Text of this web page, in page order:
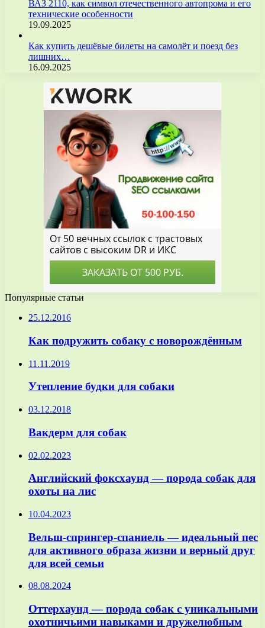
ВАЗ 2110, как символ отечественного автопрома и его
технические особенности
19.09.2025
Как купить дешёвые билеты на самолёт и поезд без
лишних…
16.09.2025
Популярные статьи
25.12.2016
Как подружить собаку с новорождённым
11.11.2019
Утепление будки для собаки
03.12.2018
Вакдерм для собак
02.02.2023
Английский фоксхаунд — порода собак для
охоты на лис
10.04.2023
Вельш-спрингер-спаниель — идеальный пес
для активного образа жизни и верный друг
для всей семьи
08.08.2024
Оттерхаунд — порода собак с уникальными
охотничьими навыками и дружелюбным